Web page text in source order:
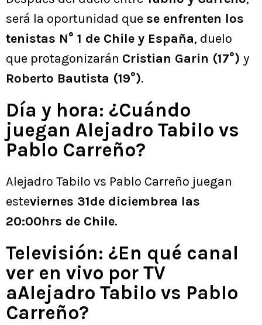
será la oportunidad que se enfrenten los
tenistas N° 1 de Chile y España, duelo
que protagonizarán Cristian Garin (17°) y
Roberto Bautista (19°).
Día y hora: ¿Cuándo
juegan Alejadro Tabilo vs
Pablo Carreño?
Alejadro Tabilo vs Pablo Carreño juegan
esteviernes 31de diciembrea las
20:00hrs de Chile.
Televisión: ¿En qué canal
ver en vivo por TV
aAlejadro Tabilo vs Pablo
Carreño?